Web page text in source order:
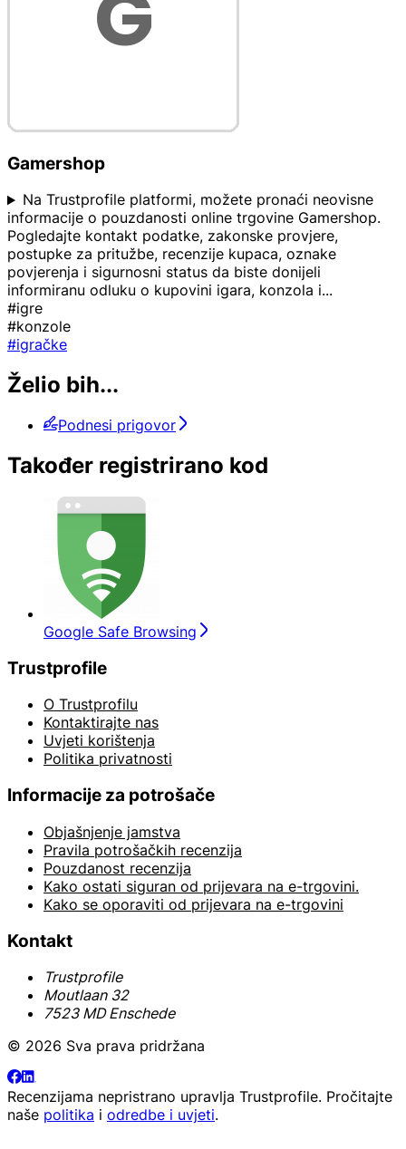
Gamershop
Na Trustprofile platformi, možete pronaći neovisne
informacije o pouzdanosti online trgovine Gamershop.
Pogledajte kontakt podatke, zakonske provjere,
postupke za pritužbe, recenzije kupaca, oznake
povjerenja i sigurnosni status da biste donijeli
informiranu odluku o kupovini igara, konzola i...
#igre
#konzole
#igračke
Želio bih...
Podnesi prigovor
Također registrirano kod
Google Safe Browsing
Trustprofile
O Trustprofilu
Kontaktirajte nas
Uvjeti korištenja
Politika privatnosti
Informacije za potrošače
Objašnjenje jamstva
Pravila potrošačkih recenzija
Pouzdanost recenzija
Kako ostati siguran od prijevara na e-trgovini.
Kako se oporaviti od prijevara na e-trgovini
Kontakt
Trustprofile
Moutlaan 32
7523 MD Enschede
© 2026 Sva prava pridržana
Recenzijama nepristrano upravlja Trustprofile. Pročitajte
naše politika i odredbe i uvjeti.